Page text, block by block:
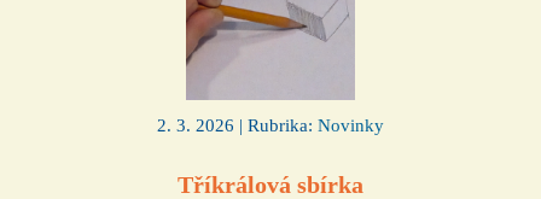
2. 3. 2026 | Rubrika: Novinky
Tříkrálová sbírka